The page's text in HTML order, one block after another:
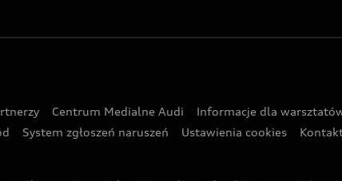
Centrum Medialne Audi Informacje dla
System zgłoszeń naruszeń Ustawienia cookies